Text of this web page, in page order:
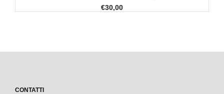
€30,00
CONTATTI